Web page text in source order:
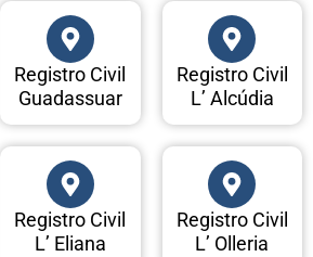
Registro Civil
Guadassuar
Registro Civil
L’ Alcúdia
Registro Civil
L’ Eliana
Registro Civil
L’ Olleria